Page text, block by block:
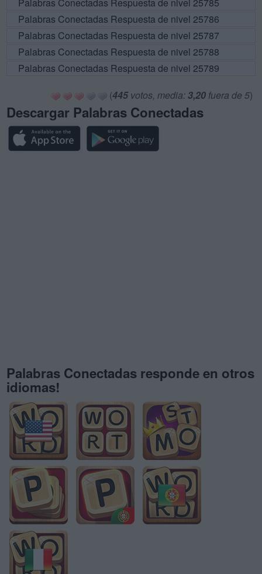
Palabras Conectadas Respuesta de nivel 25786
Palabras Conectadas Respuesta de nivel 25787
Palabras Conectadas Respuesta de nivel 25788
Palabras Conectadas Respuesta de nivel 25789
(445votos, media: 3,20 fuera de 5)
Descargar Palabras Conectadas
Palabras Conectadas responde en otros
idiomas!